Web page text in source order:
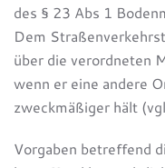
des § 23 Abs 1
Dem
über die verordneten
wenn er eine andere
zweckmäßiger hält
Vorgaben betreffend